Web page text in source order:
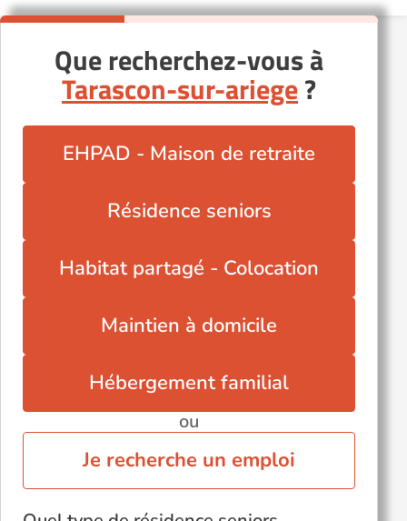
Que recherchez-vous à
Tarascon-sur-ariege?
EHPAD - Maison de retraite
Résidence seniors
Habitat partagé - Colocation
Maintien à domicile
Hébergement familial
ou
Je recherche un emploi